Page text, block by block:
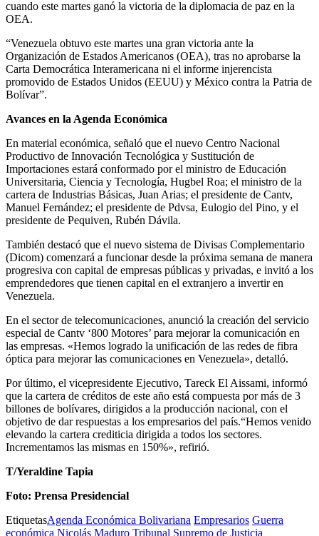
cuando este martes ganó la victoria de la diplomacia de paz en la
OEA.
“Venezuela obtuvo este martes una gran victoria ante la
Organización de Estados Americanos (OEA), tras no aprobarse la
Carta Democrática Interamericana ni el informe injerencista
promovido de Estados Unidos (EEUU) y México contra la Patria de
Bolívar”.
Avances en la Agenda Económica
En material económica, señaló que el nuevo Centro Nacional
Productivo de Innovación Tecnológica y Sustitución de
Importaciones estará conformado por el ministro de Educación
Universitaria, Ciencia y Tecnología, Hugbel Roa; el ministro de la
cartera de Industrias Básicas, Juan Arias; el presidente de Cantv,
Manuel Fernández; el presidente de Pdvsa, Eulogio del Pino, y el
presidente de Pequiven, Rubén Dávila.
También destacó que el nuevo sistema de Divisas Complementario
(Dicom) comenzará a funcionar desde la próxima semana de manera
progresiva con capital de empresas públicas y privadas, e invitó a los
emprendedores que tienen capital en el extranjero a invertir en
Venezuela.
En el sector de telecomunicaciones, anunció la creación del servicio
especial de Cantv ‘800 Motores’ para mejorar la comunicación en
las empresas. «Hemos logrado la unificación de las redes de fibra
óptica para mejorar las comunicaciones en Venezuela», detalló.
Por último, el vicepresidente Ejecutivo, Tareck El Aissami, informó
que la cartera de créditos de este año está compuesta por más de 3
billones de bolívares, dirigidos a la producción nacional, con el
objetivo de dar respuestas a los empresarios del país.“Hemos venido
elevando la cartera crediticia dirigida a todos los sectores.
Incrementamos las mismas en 150%», refirió.
T/Yeraldine Tapia
Foto: Prensa Presidencial
EtiquetasAgenda Económica Bolivariana Empresarios Guerra
económica Nicolás Maduro Tribunal Supremo de Justicia